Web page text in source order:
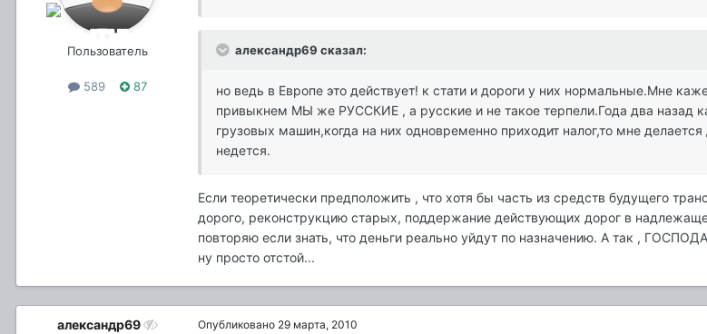
Пользователь
589 87
александр69 сказал:
но ведь в Европе это действует! к стати и дороги у них нормальные.Мне
привыкнем МЫ же РУССКИЕ , а русские и не такое терпели.Года два назад
грузовых машин,когда на них одновременно приходит налог,то мне
недется.
Если теоретически предположить , что хотя бы часть из средств будущего
дорого, реконструкцию старых, поддержание действующих дорог в
повторяю если знать, что деньги реально уйдут по назначению. А так ,
ну просто отстой...
александр69 Опубликовано 29 марта, 2010